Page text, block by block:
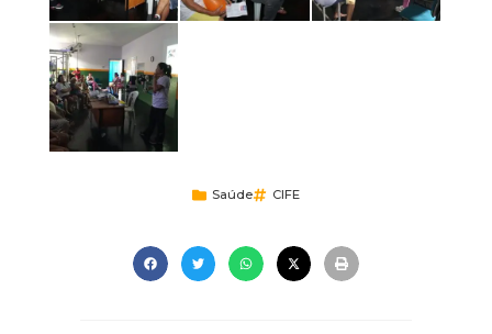
Saúde CIFE